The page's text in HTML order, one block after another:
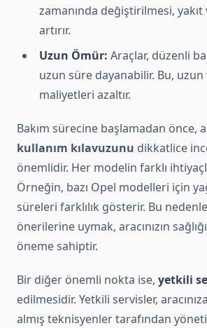
zamanında değiştirilmesi,
artırır.
Uzun Ömür: Araçlar, düzenli
uzun süre dayanabilir. Bu, uzun
maliyetleri azaltır.
Bakım sürecine başlamadan önce,
kullanım kılavuzunu dikkatlice
önemlidir. Her modelin farklı
Örneğin, bazı Opel modelleri için
süreleri farklılık gösterir. Bu
önerilerine uymak, aracınızın
öneme sahiptir.
Bir diğer önemli nokta ise, yetkili
edilmesidir. Yetkili servisler,
almış teknisyenler tarafından